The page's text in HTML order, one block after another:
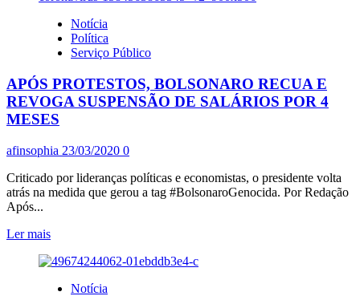
MEDEIROS
MOSTRA
COMO
PODE
CHEGAR
AOS
MAIS
Notícia
Política
Serviço Público
APÓS PROTESTOS, BOLSONARO RECUA E
REVOGA SUSPENSÃO DE SALÁRIOS POR 4
MESES
afinsophia 23/03/2020 0
Criticado por lideranças políticas e economistas, o presidente volta
atrás na medida que gerou a tag #BolsonaroGenocida. Por Redação
Após...
Ler maisLeia
sobre
PROTESTOS,
Notícia